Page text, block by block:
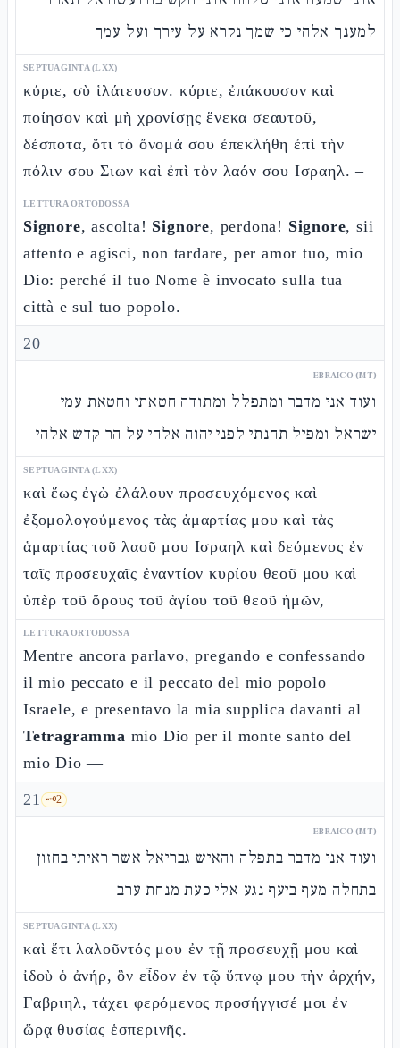
למענך אלהי כי שמך נקרא על עירך ועל עמך
SEPTUAGINTA (LXX)
κύριε, σὺ ἱλάτευσον. κύριε, ἐπάκουσον καὶ
ποίησον καὶ μὴ χρονίσῃς ἕνεκα σεαυτοῦ,
δέσποτα, ὅτι τὸ ὄνομά σου ἐπεκλήθη ἐπὶ τὴν
πόλιν σου Σιων καὶ ἐπὶ τὸν λαόν σου Ισραηλ. –
LETTURA ORTODOSSA
Signore, ascolta! Signore, perdona! Signore, sii
attento e agisci, non tardare, per amor tuo, mio
Dio: perché il tuo Nome è invocato sulla tua
città e sul tuo popolo.
20
EBRAICO (MT)
ועוד אני מדבר ומתפלל ומתודה חטאתי וחטאת עמי
ישראל ומפיל תחנתי לפני יהוה אלהי על הר קדש אלהי
SEPTUAGINTA (LXX)
καὶ ἕως ἐγὼ ἐλάλουν προσευχόμενος καὶ
ἐξομολογούμενος τὰς ἁμαρτίας μου καὶ τὰς
ἁμαρτίας τοῦ λαοῦ μου Ισραηλ καὶ δεόμενος ἐν
ταῖς προσευχαῖς ἐναντίον κυρίου θεοῦ μου καὶ
ὑπὲρ τοῦ ὄρους τοῦ ἁγίου τοῦ θεοῦ ἡμῶν,
LETTURA ORTODOSSA
Mentre ancora parlavo, pregando e confessando
il mio peccato e il peccato del mio popolo
Israele, e presentavo la mia supplica davanti al
Tetragramma mio Dio per il monte santo del
mio Dio —
21 🗝️2
EBRAICO (MT)
ועוד אני מדבר בתפלה והאיש גבריאל אשר ראיתי בחזון
בתחלה מעף ביעף נגע אלי כעת מנחת ערב
SEPTUAGINTA (LXX)
καὶ ἔτι λαλοῦντός μου ἐν τῇ προσευχῇ μου καὶ
ἰδοὺ ὁ ἀνήρ, ὃν εἶδον ἐν τῷ ὕπνῳ μου τὴν ἀρχήν,
Γαβριηλ, τάχει φερόμενος προσήγγισέ μοι ἐν
ὥρᾳ θυσίας ἑσπερινῆς.